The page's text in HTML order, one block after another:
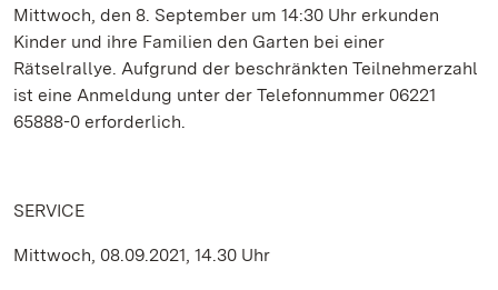
Mittwoch, den 8. September um 14:30 Uhr erkunden
Kinder und ihre Familien den Garten bei einer
Rätselrallye. Aufgrund der beschränkten Teilnehmerzahl
ist eine Anmeldung unter der Telefonnummer 06221
65888-0 erforderlich.
SERVICE
Mittwoch, 08.09.2021, 14.30 Uhr